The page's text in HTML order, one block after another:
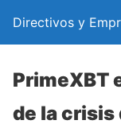
Directivos y
PrimeXBT
de la crisis